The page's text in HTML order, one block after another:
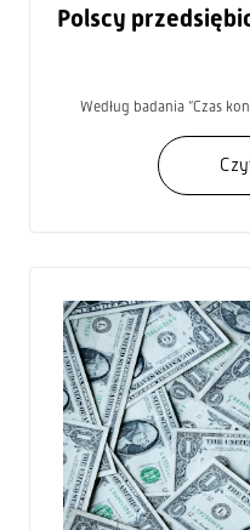
Polscy
Według badania “Czas